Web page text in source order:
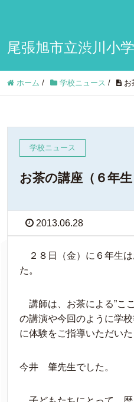
尾張旭市立渋川小
ホーム / 学校ニュース / お
学校ニュース
お茶の講座（６年生
2013.06.28
２８日（金）に６年生は
た。
講師は、お茶による”こ
の講演や今回のように学
に体験をご指導いただいた
今井 肇先生でした。